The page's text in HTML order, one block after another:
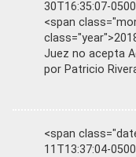
30T16:35:07-
<span
Juez no acepta
por Patricio
<span
11T13:37:04-